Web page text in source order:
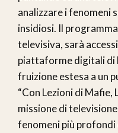
analizzare i fenomeni
insidiosi. Il
televisiva, sarà
piattaforme digitali di
fruizione estesa a un
“Con Lezioni di Mafie,
missione di
fenomeni più